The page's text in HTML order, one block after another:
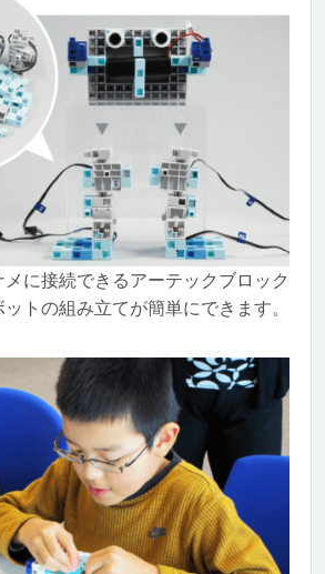
に接続できるアーテックブロック
トの組み立てが簡単にできます。